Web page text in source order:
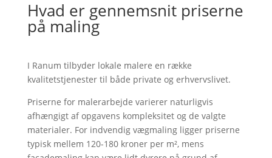
Hvad er gennemsnit priserne
på maling
I Ranum tilbyder lokale malere en række
kvalitetstjenester til både private og erhvervslivet.
Priserne for malerarbejde varierer naturligvis
afhængigt af opgavens kompleksitet og de valgte
materialer. For indvendig vægmaling ligger priserne
typisk mellem 120-180 kroner per m², mens